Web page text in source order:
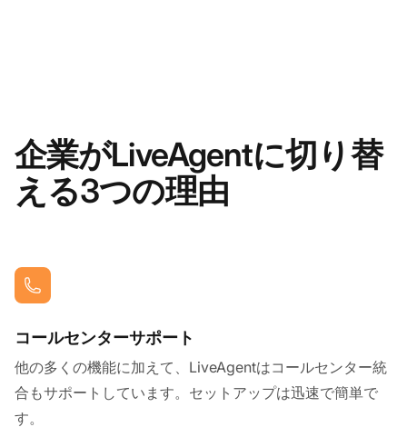
企業がLiveAgentに切り替
える3つの理由
コールセンターサポート
他の多くの機能に加えて、LiveAgentはコールセンター統
合もサポートしています。セットアップは迅速で簡単で
す。